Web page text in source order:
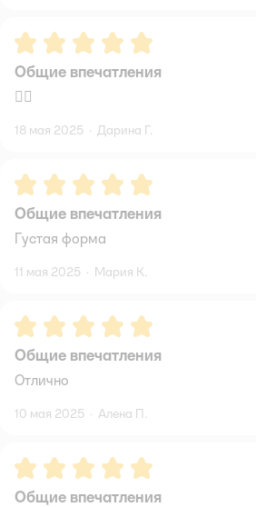
Рейтинг:5
Общие впечатления
👌🏻
18 мая 2025 · Дарина Г.
Рейтинг:5
Общие впечатления
Густая форма
11 мая 2025 · Мария К.
Рейтинг:5
Общие впечатления
Отлично
10 мая 2025 · Алена П.
Рейтинг:5
Общие впечатления